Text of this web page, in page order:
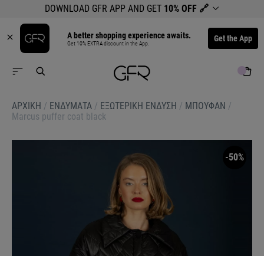
DOWNLOAD GFR APP AND GET 10% OFF 🔗
A better shopping experience awaits.
Get 10% EXTRA discount in the App. Get the App
ΑΡΧΙΚΉ / ΕΝΔΥΜΑΤΑ / ΕΞΩΤΕΡΙΚΗ ΕΝΔΥΣΗ / ΜΠΟΥΦΑΝ /
Marcus puffer coat black
-50%